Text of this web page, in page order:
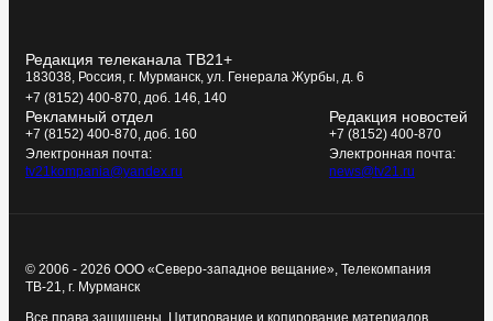
Редакция телеканала ТВ21+
183038, Россия, г. Мурманск, ул. Генерала Журбы, д. 6
+7 (8152) 400-870, доб. 146, 140
Рекламный отдел
+7 (8152) 400-870, доб. 160
Электронная почта:
tv21kompania@yandex.ru
Редакция новостей
+7 (8152) 400-870
Электронная почта:
news@tv21.ru
© 2006 - 2026 ООО «Северо-западное вещание», Телекомпания
ТВ-21, г. Мурманск
Все права защищены. Цитирование и копирование материалов